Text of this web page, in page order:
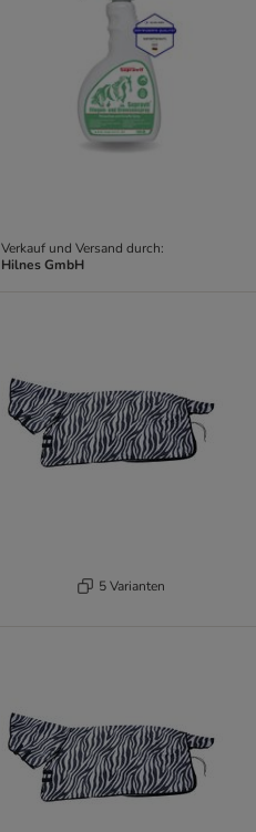
Verkauf und Versand durch:
Hilnes GmbH
5 Varianten